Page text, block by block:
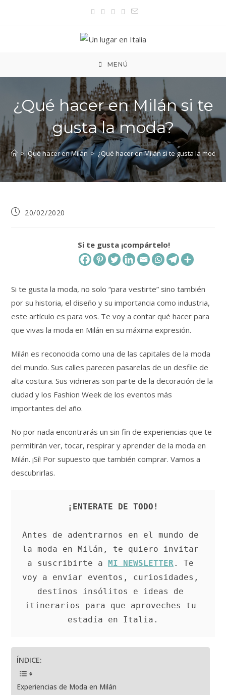
MENÚ
¿Qué hacer en Milán si te
gusta la moda?
> Qué hacer en Milán > ¿Qué hacer en Milán si te gusta la moda?
Publicación
20/02/2020
Si te gusta ¡compártelo!
Si te gusta la moda, no solo “para vestirte” sino también
por su historia, el diseño y su importancia como industria,
este artículo es para vos. Te voy a contar qué hacer para
que vivas la moda en Milán en su máxima expresión.
Milán es reconocida como una de las capitales de la moda
del mundo. Sus calles parecen pasarelas de un desfile de
alta costura. Sus vidrieras son parte de la decoración de la
ciudad y los Fashion Week de los eventos más
importantes del año.
No por nada encontrarás un sin fin de experiencias que te
permitirán ver, tocar, respirar y aprender de la moda en
Milán. ¡Sí! Por supuesto que también comprar. Vamos a
descubrirlas.
¡ENTERATE DE TODO!
Antes de adentrarnos en el mundo de
la moda en Milán, te quiero invitar
a suscribirte a
MI NEWSLETTER. Te
voy a enviar eventos, curiosidades,
destinos insólitos e ideas de
itinerarios para que aproveches tu
estadía en Italia.
ÍNDICE:
Experiencias de Moda en Milán